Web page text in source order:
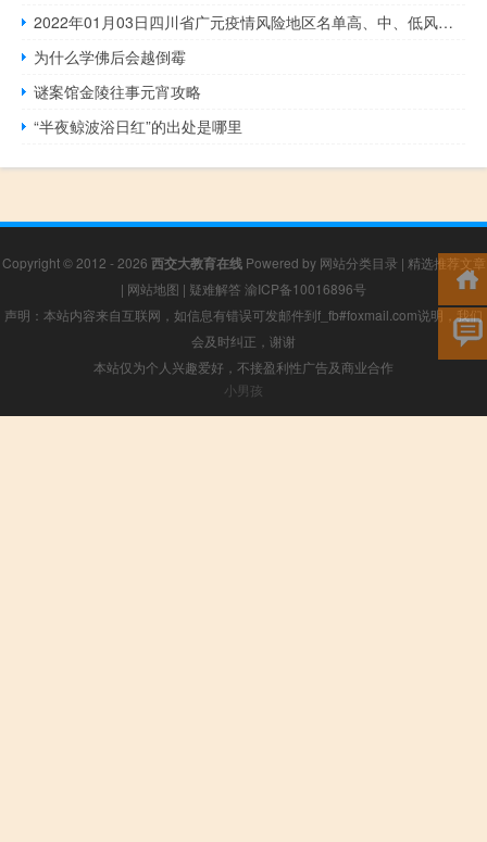
2022年01月03日四川省广元疫情风险地区名单高、中、低风险数据消息
为什么学佛后会越倒霉
谜案馆金陵往事元宵攻略
“半夜鲸波浴日红”的出处是哪里
Copyright © 2012 - 2026 西交大教育在线Powered by 网站分类目录 | 精选推荐文章
| 网站地图 | 疑难解答 渝ICP备10016896号
声明：本站内容来自互联网，如信息有错误可发邮件到f_fb#foxmail.com说明，我们
会及时纠正，谢谢
本站仅为个人兴趣爱好，不接盈利性广告及商业合作
小男孩